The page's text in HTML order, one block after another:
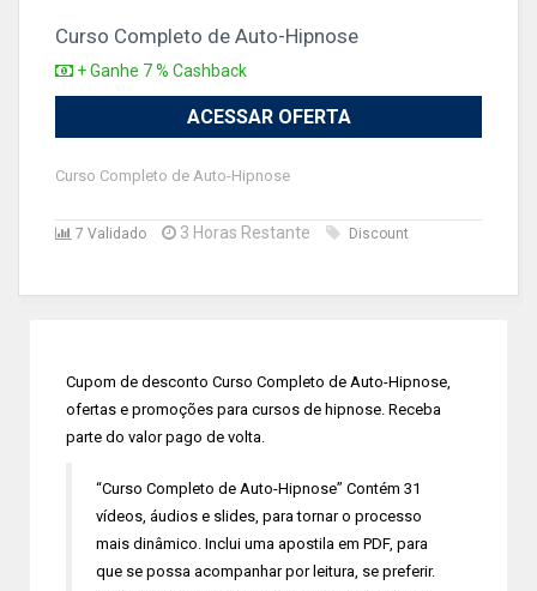
Curso Completo de Auto-Hipnose
+ Ganhe 7 % Cashback
ACESSAR OFERTA
Curso Completo de Auto-Hipnose
7 Validado 3 Horas Restante Discount
Cupom de desconto Curso Completo de Auto-Hipnose,
ofertas e promoções para cursos de hipnose. Receba
parte do valor pago de volta.
“Curso Completo de Auto-Hipnose” Contém 31
vídeos, áudios e slides, para tornar o processo
mais dinâmico. Inclui uma apostila em PDF, para
que se possa acompanhar por leitura, se preferir.